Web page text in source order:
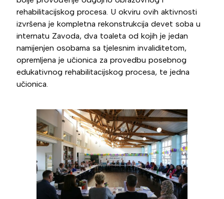
rehabilitacijskog procesa. U okviru ovih aktivnosti
izvršena je kompletna rekonstrukcija devet soba u
internatu Zavoda, dva toaleta od kojih je jedan
namijenjen osobama sa tjelesnim invaliditetom,
opremljena je učionica za provedbu posebnog
edukativnog rehabilitacijskog procesa, te jedna
učionica.